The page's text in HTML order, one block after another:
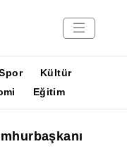
Kültür
Eğitim